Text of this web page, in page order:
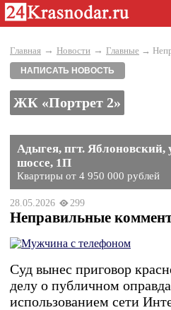
Главная → Новости → Главные →
НАПИСАТЬ НОВОСТЬ
ЖК «Портрет 2»
Адыгея, пгт. Яблоновский,
шоссе, 1П
Квартиры от 4 950 000 рублей
28.05.2026 299
Неправильные
Суд вынес приговор
делу о публичном
использованием сети